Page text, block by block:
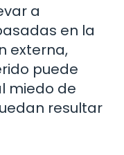
a
en la
externa,
puede
miedo de
resultar